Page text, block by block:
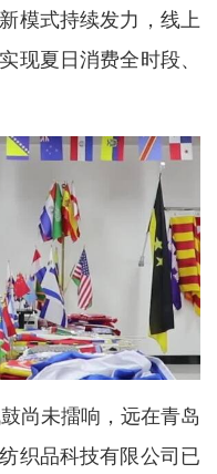
模式持续发力，线上
现夏日消费全时段、
尚未擂响，远在青岛
织品科技有限公司已